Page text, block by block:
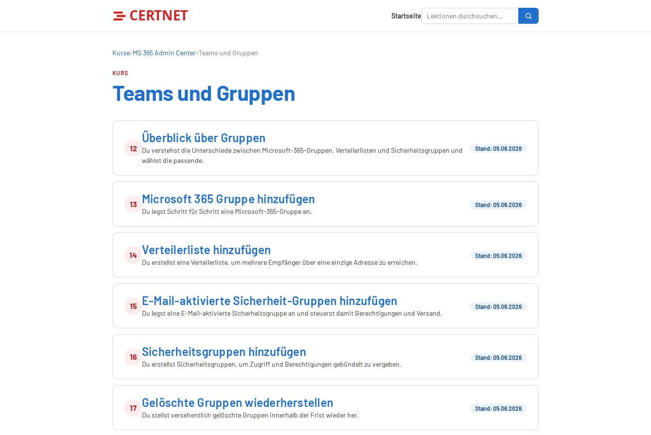
CERTNET Startseite
Kurse›MS 365 Admin Center›Teams und Gruppen
KURS
Teams und Gruppen
12
Überblick über Gruppen
Du verstehst die Unterschiede zwischen Microsoft-365-Gruppen, Verteilerlisten und Sicherheitsgruppen und
wählst die passende.
Stand: 05.06.2026
13 Microsoft 365 Gruppe hinzufügen
Du legst Schritt für Schritt eine Microsoft-365-Gruppe an.
Stand: 05.06.2026
14 Verteilerliste hinzufügen
Du erstellst eine Verteilerliste, um mehrere Empfänger über eine einzige Adresse zu erreichen.
Stand: 05.06.2026
15 E-Mail-aktivierte Sicherheit-Gruppen hinzufügen
Du legst eine E-Mail-aktivierte Sicherheitsgruppe an und steuerst damit Berechtigungen und Versand.
Stand: 05.06.2026
16 Sicherheitsgruppen hinzufügen
Du erstellst Sicherheitsgruppen, um Zugriff und Berechtigungen gebündelt zu vergeben.
Stand: 05.06.2026
17 Gelöschte Gruppen wiederherstellen
Du stellst versehentlich gelöschte Gruppen innerhalb der Frist wieder her.
Stand: 05.06.2026